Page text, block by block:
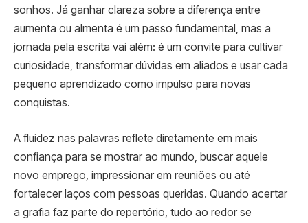
sonhos. Já ganhar clareza sobre a diferença entre
aumenta ou almenta é um passo fundamental, mas a
jornada pela escrita vai além: é um convite para cultivar
curiosidade, transformar dúvidas em aliados e usar cada
pequeno aprendizado como impulso para novas
conquistas.
A fluidez nas palavras reflete diretamente em mais
confiança para se mostrar ao mundo, buscar aquele
novo emprego, impressionar em reuniões ou até
fortalecer laços com pessoas queridas. Quando acertar
a grafia faz parte do repertório, tudo ao redor se